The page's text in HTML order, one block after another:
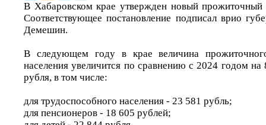
В Хабаровском крае утвержден новый
Соответствующее постановление подписал врио
Демешин.
В следующем году в крае величина
населения увеличится по сравнению с 2024 годом на
рубля, в том числе:
для трудоспособного населения - 23 581 рубль;
для пенсионеров - 18 605 рублей;